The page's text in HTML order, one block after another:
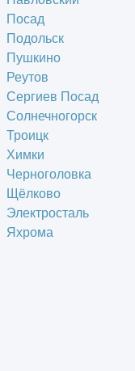
Посад
Подольск
Пушкино
Реутов
Сергиев Посад
Солнечногорск
Троицк
Химки
Черноголовка
Щёлково
Электросталь
Яхрома